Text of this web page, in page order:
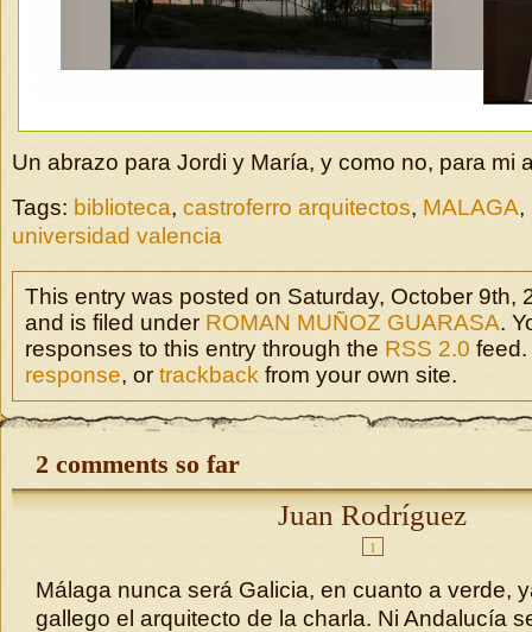
Un abrazo para Jordi y María, y como no, para mi
Tags: biblioteca, castroferro arquitectos, MALAGA,
universidad valencia
This entry was posted on Saturday, October 9th,
and is filed under ROMAN MUÑOZ GUARASA.
responses to this entry through the RSS 2.0
response, or trackback from your own site.
2 comments so far
Juan Rodríguez
1
Málaga nunca será Galicia, en cuanto a verde,
gallego el arquitecto de la charla. Ni Andalucía